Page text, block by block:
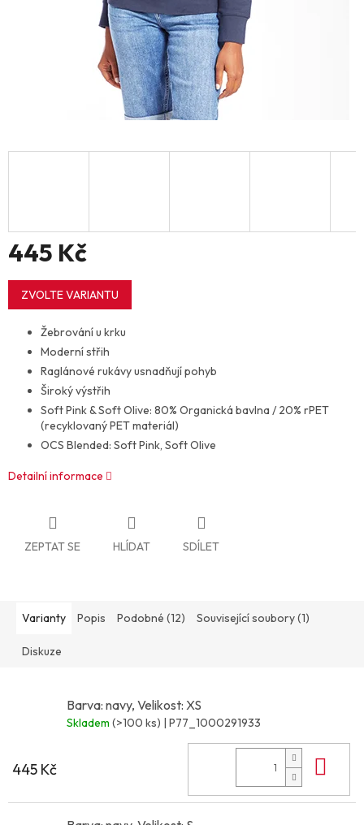
445 Kč
Měrná
cena:
ZVOLTE VARIANTU
Žebrování u krku
Moderní střih
Raglánové rukávy usnadňují pohyb
Široký výstřih
Soft Pink & Soft Olive: 80% Organická bavlna / 20% rPET
(recyklovaný PET materiál)
OCS Blended: Soft Pink, Soft Olive
Detailní informace
ZEPTAT SE HLÍDAT SDÍLET
Varianty Popis Podobné (12) Související soubory (1)
Diskuze
Barva: navy, Velikost: XS
Skladem (>100 ks) | P77_1000291933
445 Kč